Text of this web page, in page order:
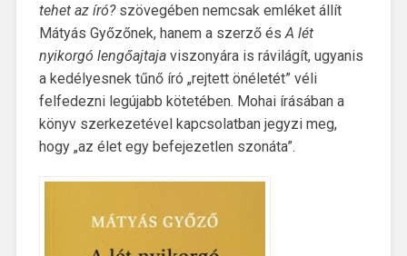
tehet az író?szövegében nemcsak emléket állít
Mátyás Győzőnek, hanem a szerző és A lét
nyikorgó lengőajtajaviszonyára is rávilágít, ugyanis
a kedélyesnek tűnő író „rejtett önéletét” véli
felfedezni legújabb kötetében. Mohai írásában a
könyv szerkezetével kapcsolatban jegyzi meg,
hogy „az élet egy befejezetlen szonáta”.